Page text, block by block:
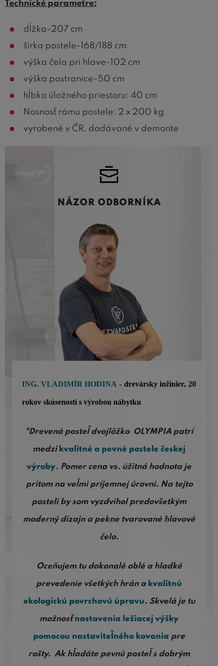
Technické parametre:
dĺžka-207 cm
šírka postele-168/188 cm
výška čela pri hlave-102 cm
výška postranice-50 cm
hĺbka úložného priestoru: 40 cm
Nosnosť rámu postele: 2 x 200 kg
vyrobené v ČR, dodávané v demonte
NÁZOR ODBORNÍKA
ING. VLADIMÍR HODINA - drevársky inžinier, 20
rokov skúseností s výrobou nábytku
"Drevená posteľ dvojlôžko OLYMPIA patrí
medzi kvalitné a pevné postele českej
výroby. Pomer cena vs. úžitná hodnota je
pritom na veľmi príjemnej úrovni. Na tejto
posteli by som vyzdvihol predovšetkým
moderný dizajn a pekne tvarované hlavové
čelo.
Oceňujem tu dokonalé oblé a hladké
prevedenie všetkých hrán a kvalitnú
ekologickú povrchovú úpravu. Skvelá je tu
možnosťnastavenia ležiacej výšky
pomocou nastaviteľného kovania pre
rošty. Ak hľadáte pevnú posteľ s dobrým